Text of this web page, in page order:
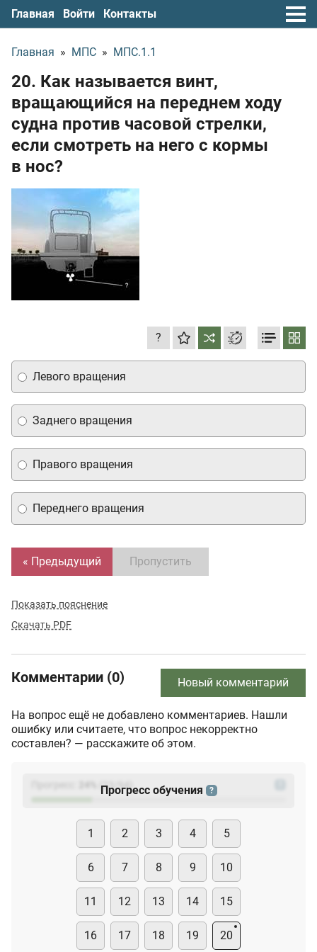
Главная Войти Контакты
Главная » МПС » МПС.1.1
20. Как называется винт,
вращающийся на переднем ходу
судна против часовой стрелки,
если смотреть на него с кормы
в нос?
?
Заднего вращения
Переднего вращения
Правого вращения
Левого вращения
« Предыдущий Пропустить
Показать пояснение
Скачать PDF
Комментарии (0) Новый комментарий
На вопрос ещё не добавлено комментариев. Нашли
ошибку или считаете, что вопрос некорректно
составлен? — расскажите об этом.
(23
Прогресс обучения ?
1 2 3 4 5
6 7 8 9 10
11 12 13 14 15
16 17 18 19 20